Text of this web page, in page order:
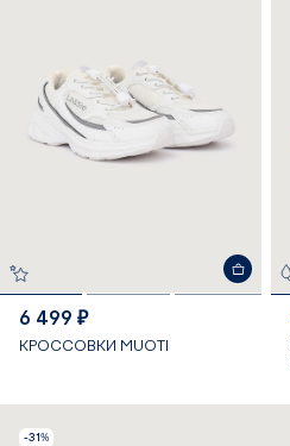
6 499 ₽
КРОССОВКИ MUOTI
-31%